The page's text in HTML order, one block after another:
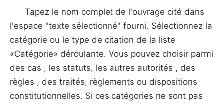
Tapez le nom complet de l'ouvrage cité dans
l'espace "texte sélectionné" fourni. Sélectionnez la
catégorie ou le type de citation de la liste
«Catégorie» déroulante. Vous pouvez choisir parmi
des cas , les statuts, les autres autorités , des
règles , des traités, règlements ou dispositions
constitutionnelles. Si ces catégories ne sont pas